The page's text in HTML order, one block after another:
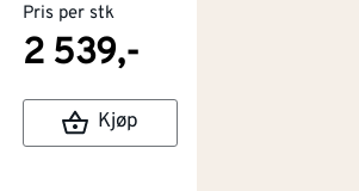
Pris per stk
2 539,-
Kjøp